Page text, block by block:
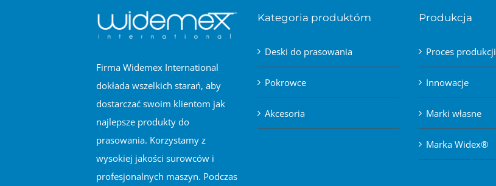
Firma Widemex International
dokłada wszelkich starań, aby
dostarczać swoim klientom jak
najlepsze produkty do
prasowania. Korzystamy z
wysokiej jakości surowców i
profesjonalnych maszyn. Podczas
Kategoria produktóm
Deski do prasowania
Pokrowce
Akcesoria
Produkcja
Proces produkcji
Innowacje
Marki własne
Marka Widex®